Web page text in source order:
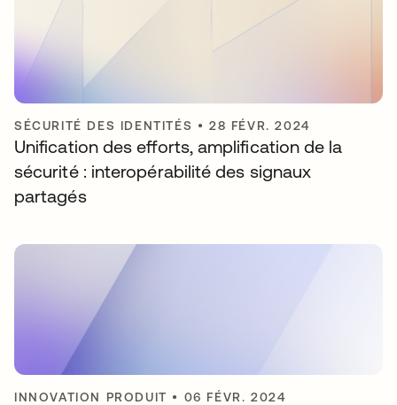
SÉCURITÉ DES IDENTITÉS •28 FÉVR. 2024
Unification des efforts, amplification de la
sécurité : interopérabilité des signaux
partagés
INNOVATION PRODUIT • 06 FÉVR. 2024